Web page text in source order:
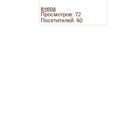
вчера
Просмотров: 72
Посетителей: 60